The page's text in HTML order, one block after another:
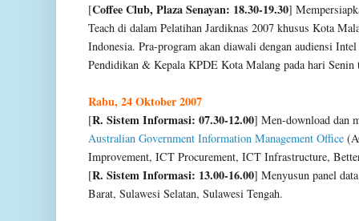
[Coffee Club, Plaza Senayan: 18.30-19.30]
Teach di dalam Pelatihan Jardiknas 2007 khusus Kota
Indonesia. Pra-program akan diawali dengan audiensi
Pendidikan & Kepala KPDE Kota Malang pada hari Senin
Rabu, 24 Oktober 2007
[R. Sistem Informasi: 07.30-12.00] Men-download dan
Australian Government Information Management Office
Improvement, ICT Procurement, ICT Infrastructure,
[R. Sistem Informasi: 13.00-16.00] Menyusun panel
Barat, Sulawesi Selatan, Sulawesi Tengah.